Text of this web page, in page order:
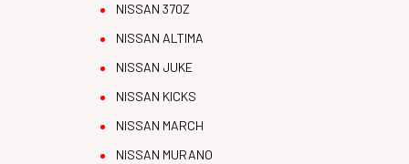
NISSAN 370Z
NISSAN ALTIMA
NISSAN JUKE
NISSAN KICKS
NISSAN MARCH
NISSAN MURANO